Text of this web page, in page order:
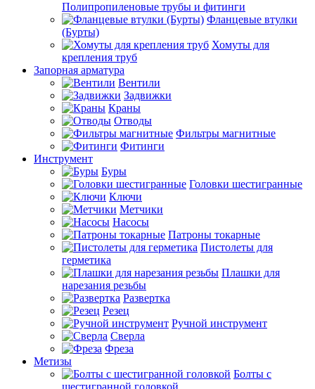
Полипропиленовые трубы и фитинги
Фланцевые втулки
(Бурты)
Хомуты для
крепления труб
Запорная арматура
Вентили
Задвижки
Краны
Отводы
Фильтры магнитные
Фитинги
Инструмент
Буры
Головки шестигранные
Ключи
Метчики
Насосы
Патроны токарные
Пистолеты для
герметика
Плашки для
нарезания резьбы
Развертка
Резец
Ручной инструмент
Сверла
Фреза
Метизы
Болты с
шестигранной головкой